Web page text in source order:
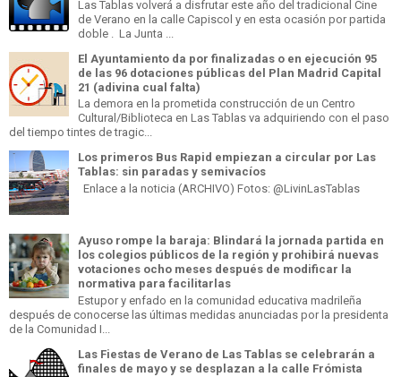
Las Tablas volverá a disfrutar este año del tradicional Cine
de Verano en la calle Capiscol y en esta ocasión por partida
doble . La Junta ...
El Ayuntamiento da por finalizadas o en ejecución 95
de las 96 dotaciones públicas del Plan Madrid Capital
21 (adivina cual falta)
La demora en la prometida construcción de un Centro
Cultural/Biblioteca en Las Tablas va adquiriendo con el paso
del tiempo tintes de tragic...
Los primeros Bus Rapid empiezan a circular por Las
Tablas: sin paradas y semivacíos
Enlace a la noticia (ARCHIVO) Fotos: @LivinLasTablas
Ayuso rompe la baraja: Blindará la jornada partida en
los colegios públicos de la región y prohibirá nuevas
votaciones ocho meses después de modificar la
normativa para facilitarlas
Estupor y enfado en la comunidad educativa madrileña
después de conocerse las últimas medidas anunciadas por la presidenta
de la Comunidad I...
Las Fiestas de Verano de Las Tablas se celebrarán a
finales de mayo y se desplazan a la calle Frómista